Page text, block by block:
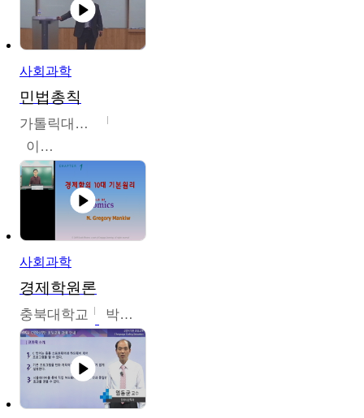
사회과학
민법총칙
가톨릭대학교
이홍민
사회과학
경제학원론
충북대학교 박철호